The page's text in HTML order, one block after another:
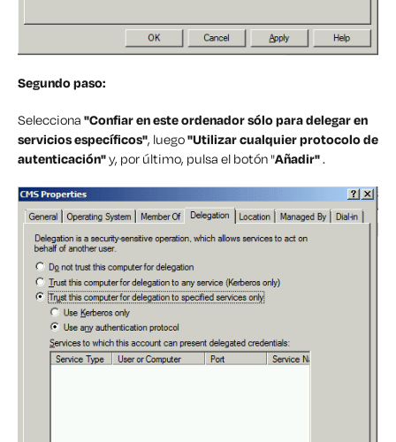
Segundo paso:
Selecciona "Confiar en este ordenador sólo para delegar en
servicios específicos", luego"Utilizar cualquier protocolo de
autenticación"y, por último, pulsa el botón "Añadir".